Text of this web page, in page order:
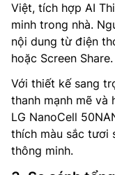
Việt, tích hợp AI
minh trong nhà.
nội dung từ điện
hoặc Screen Share.
Với thiết kế sang
thanh mạnh mẽ và
LG NanoCell
thích màu sắc tươi
thông minh.